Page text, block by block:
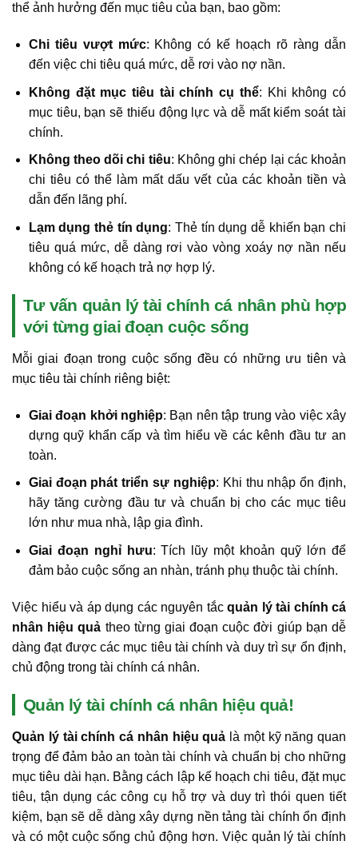
thể ảnh hưởng đến mục tiêu của bạn, bao gồm:
Chi tiêu vượt mức: Không có kế hoạch rõ ràng dẫn
đến việc chi tiêu quá mức, dễ rơi vào nợ nần.
Không đặt mục tiêu tài chính cụ thể: Khi không có
mục tiêu, bạn sẽ thiếu động lực và dễ mất kiểm soát tài
chính.
Không theo dõi chi tiêu: Không ghi chép lại các khoản
chi tiêu có thể làm mất dấu vết của các khoản tiền và
dẫn đến lãng phí.
Lạm dụng thẻ tín dụng: Thẻ tín dụng dễ khiến bạn chi
tiêu quá mức, dễ dàng rơi vào vòng xoáy nợ nần nếu
không có kế hoạch trả nợ hợp lý.
Tư vấn quản lý tài chính cá nhân phù hợp
với từng giai đoạn cuộc sống
Mỗi giai đoạn trong cuộc sống đều có những ưu tiên và
mục tiêu tài chính riêng biệt:
Giai đoạn khởi nghiệp: Bạn nên tập trung vào việc xây
dựng quỹ khẩn cấp và tìm hiểu về các kênh đầu tư an
toàn.
Giai đoạn phát triển sự nghiệp: Khi thu nhập ổn định,
hãy tăng cường đầu tư và chuẩn bị cho các mục tiêu
lớn như mua nhà, lập gia đình.
Giai đoạn nghỉ hưu: Tích lũy một khoản quỹ lớn để
đảm bảo cuộc sống an nhàn, tránh phụ thuộc tài chính.
Việc hiểu và áp dụng các nguyên tắc quản lý tài chính cá
nhân hiệu quả theo từng giai đoạn cuộc đời giúp bạn dễ
dàng đạt được các mục tiêu tài chính và duy trì sự ổn định,
chủ động trong tài chính cá nhân.
Quản lý tài chính cá nhân hiệu quả!
Quản lý tài chính cá nhân hiệu quả là một kỹ năng quan
trọng để đảm bảo an toàn tài chính và chuẩn bị cho những
mục tiêu dài hạn. Bằng cách lập kế hoạch chi tiêu, đặt mục
tiêu, tận dụng các công cụ hỗ trợ và duy trì thói quen tiết
kiệm, bạn sẽ dễ dàng xây dựng nền tảng tài chính ổn định
và có một cuộc sống chủ động hơn. Việc quản lý tài chính